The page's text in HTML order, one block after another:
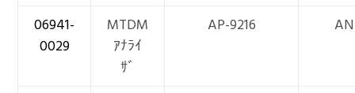
06941-
0029
MTDM
ｱﾅﾗｲ
ｻﾞ
AP-9216